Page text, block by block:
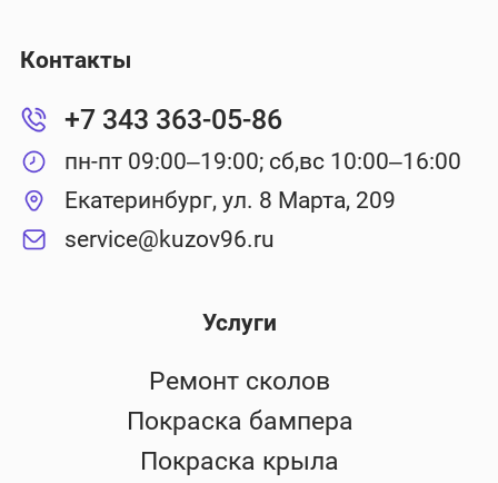
Услуги
Ремонт сколов
Покраска бампера
Покраска крыла
Контакты
+7 343 363-05-86
пн-пт 09:00–19:00; сб,вс 10:00–16:00
Екатеринбург, ул. 8 Марта, 209
service@kuzov96.ru